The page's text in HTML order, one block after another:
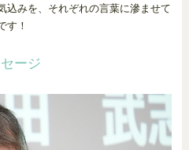
込みを、それぞれの言葉に滲ませて
す！
ージ